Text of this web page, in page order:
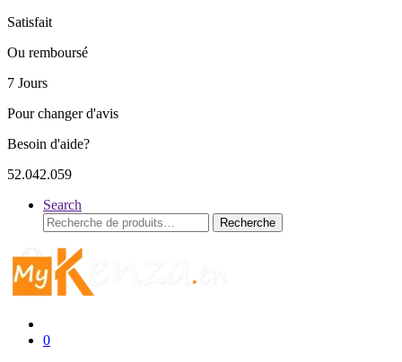
Satisfait
Ou remboursé
7 Jours
Pour changer d'avis
Besoin d'aide?
52.042.059
Search
Recherche
pour :
Recherche
0